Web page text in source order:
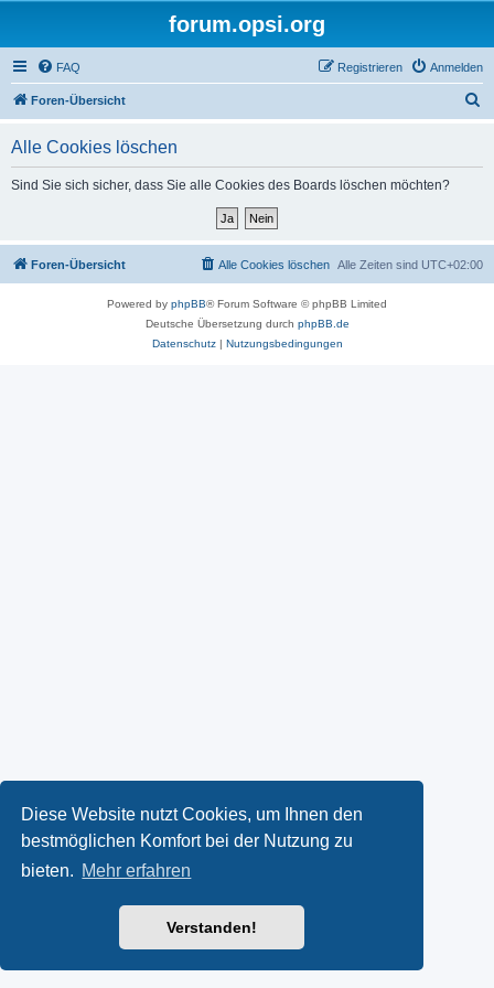
Diese Website nutzt Cookies, um Ihnen den
bestmöglichen Komfort bei der Nutzung zu
bieten. Mehr erfahren
Verstanden!
forum.opsi.org
FAQ Anmelden
Registrieren
Foren-Übersicht
Alle Cookies löschen
Sind Sie sich sicher, dass Sie alle Cookies des Boards löschen möchten?
Foren-Übersicht Alle Zeiten sind UTC+02:00
Alle Cookies löschen
Powered by phpBB® Forum Software © phpBB Limited
Deutsche Übersetzung durch phpBB.de
Datenschutz| Nutzungsbedingungen